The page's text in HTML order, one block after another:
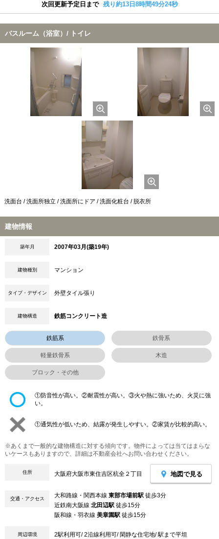
次回更新予定日まで 残り約13日8時間49分23秒
バスルーム（浴室）/ トイレ
洗面台 / 洗面所独立 / 洗面所にドア / 洗面化粧台 / 脱衣所
建物情報
築年月 2007年03月(築19年)
建物種別 マンション
タイプ・デザイン 外壁タイル張り
建物構造 鉄筋コンクリート造
鉄筋系 鉄骨系
軽量鉄骨系 木造
ブロック・その他
①防音性が高い。②耐震性が高い。③火や熱に強いため、火災に強
い。
①通気性が低いため、結露が発生しやすい。②家賃が比較的高い。
※あくまで一般的な建物構造に対する傾向です。物件によっては当てはまらな
いケースもありますので、詳細は不動産会社へお問い合わせください。
住所 大阪府大阪市東住吉区杭全２丁目 地図で見る
交通・アクセス 大和路線・関西本線 東部市場前駅 徒歩3分
近鉄南大阪線 北田辺駅 徒歩15分
阪和線・羽衣線 美章園駅 徒歩15分
周辺環境 2駅利用可/ 2沿線利用可/ 閑静な住宅地/ 駅まで平坦